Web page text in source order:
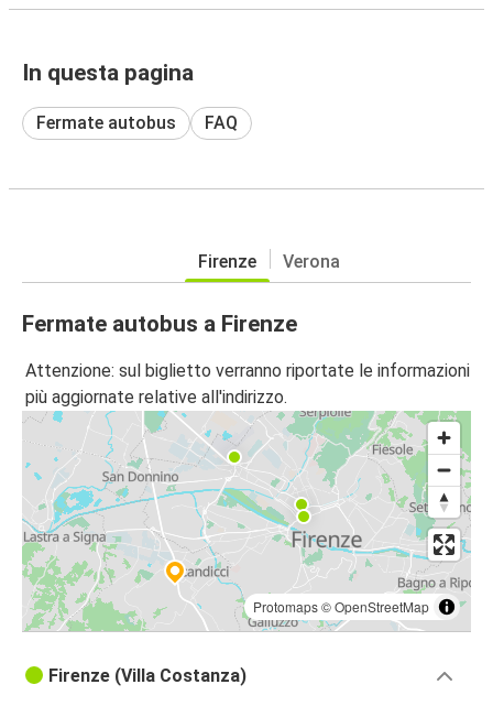
In questa pagina
Fermate autobus FAQ
Firenze Verona
Fermate autobus a Firenze
Attenzione: sul biglietto verranno riportate le informazioni
più aggiornate relative all'indirizzo.
Protomaps©OpenStreetMap
Firenze (Villa Costanza)